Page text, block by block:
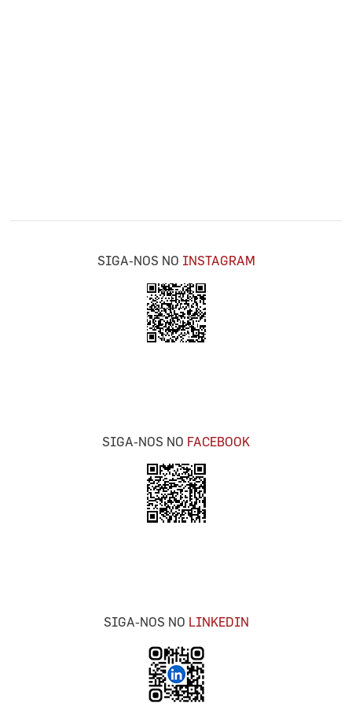
SIGA-NOS NO INSTAGRAM
SIGA-NOS NO FACEBOOK
SIGA-NOS NO LINKEDIN